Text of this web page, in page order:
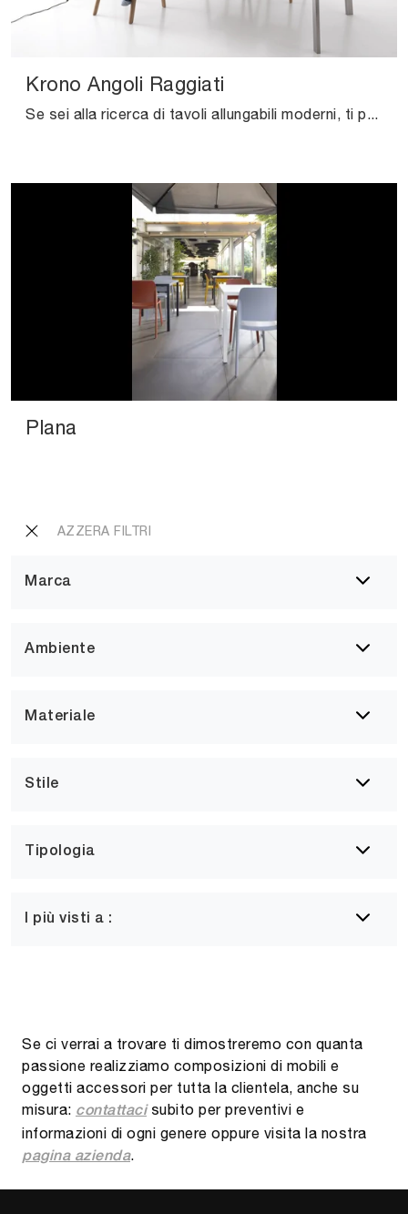
AZZERA FILTRI
Marca
Ambiente
Materiale
Stile
Tipologia
I più visti a :
Krono Angoli Raggiati
Se sei alla ricerca di tavoli allungabili moderni, ti presentiamo il modello da cucina in melaminico Krono Angoli Raggiati dell'azienda Pointhouse.
Plana
Se ci verrai a trovare ti dimostreremo con quanta
passione realizziamo composizioni di mobili e
oggetti accessori per tutta la clientela, anche su
misura: contattacisubito per preventivi e
informazioni di ogni genere oppure visita la nostra
pagina azienda.